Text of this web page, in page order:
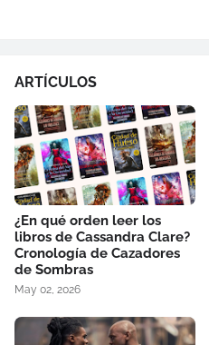
ARTÍCULOS
¿En qué orden leer los
libros de Cassandra Clare?
Cronología de Cazadores
de Sombras
May 02, 2026